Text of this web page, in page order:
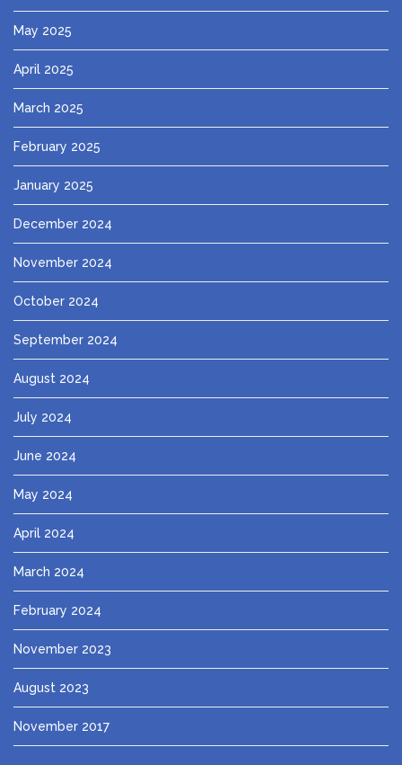
May 2025
April 2025
March 2025
February 2025
January 2025
December 2024
November 2024
October 2024
September 2024
August 2024
July 2024
June 2024
May 2024
April 2024
March 2024
February 2024
November 2023
August 2023
November 2017